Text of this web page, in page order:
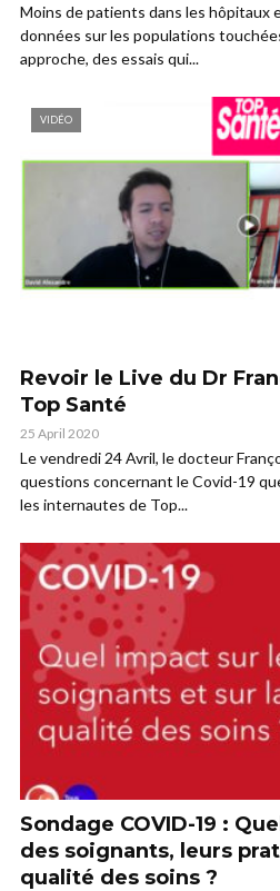
Moins de patients dans les hôpitaux
données sur les populations
approche, des essais qui...
VIDÉO
Revoir le Live du Dr
Top Santé
25 April 2020
Le vendredi 24 Avril, le docteur
questions concernant le Covid-19
les internautes de Top...
Sondage COVID-19 :
des soignants, leurs
qualité des soins ?